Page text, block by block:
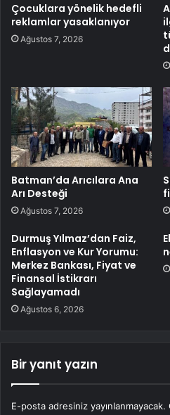
Çocuklara yönelik hedefli
reklamlar yasaklanıyor
Ağustos 7, 2026
Batman’da Arıcılara Ana
Arı Desteği
Ağustos 7, 2026
Durmuş Yılmaz’dan Faiz,
Enflasyon ve Kur Yorumu:
Merkez Bankası, Fiyat ve
Finansal İstikrarı
Sağlayamadı
Ağustos 6, 2026
Bir yanıt yazın
E-posta adresiniz yayınlanmayacak.